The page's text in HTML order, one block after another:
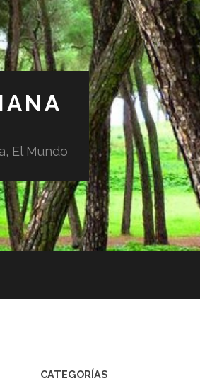
El Mundo
CATEGORÍAS